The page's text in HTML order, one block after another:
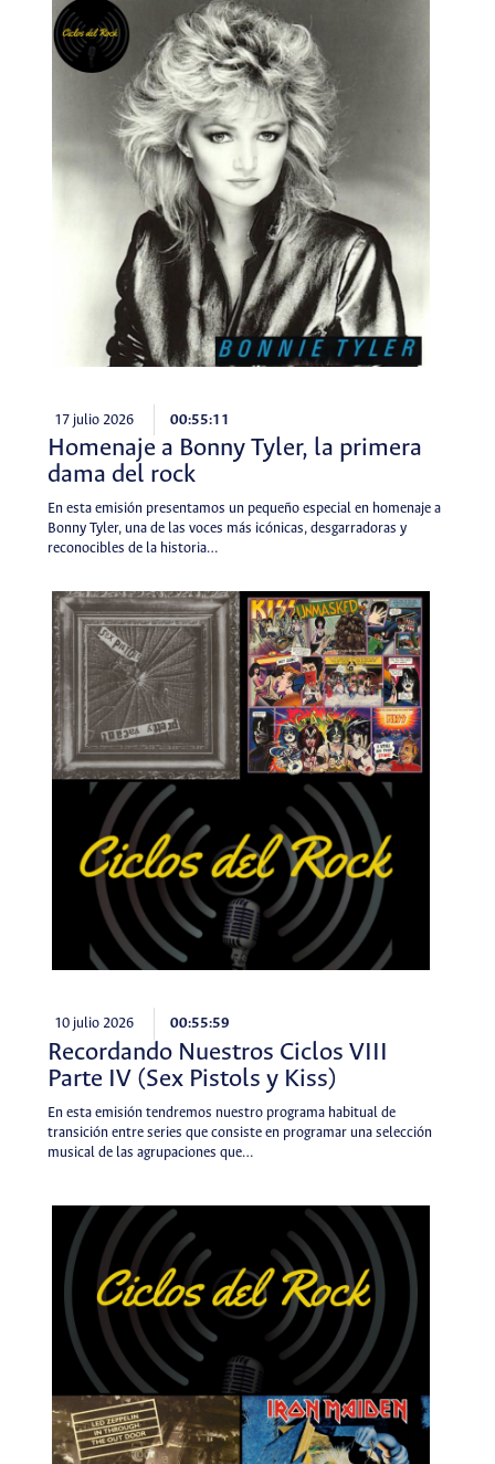
17 julio 2026 00:55:11
Homenaje a Bonny Tyler, la primera
dama del rock
En esta emisión presentamos un pequeño especial en homenaje a
Bonny Tyler, una de las voces más icónicas, desgarradoras y
reconocibles de la historia…
10 julio 2026 00:55:59
Recordando Nuestros Ciclos VIII
Parte IV (Sex Pistols y Kiss)
En esta emisión tendremos nuestro programa habitual de
transición entre series que consiste en programar una selección
musical de las agrupaciones que…